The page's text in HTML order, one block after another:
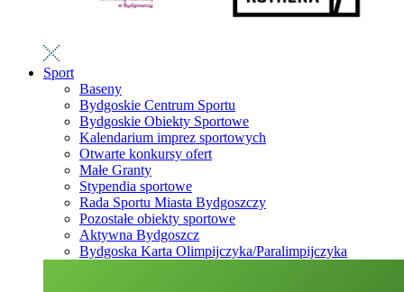
Sport
Baseny
Bydgoskie Centrum Sportu
Bydgoskie Obiekty Sportowe
Kalendarium imprez sportowych
Otwarte konkursy ofert
Małe Granty
Stypendia sportowe
Rada Sportu Miasta Bydgoszczy
Pozostałe obiekty sportowe
Aktywna Bydgoszcz
Bydgoska Karta Olimpijczyka/Paralimpijczyka